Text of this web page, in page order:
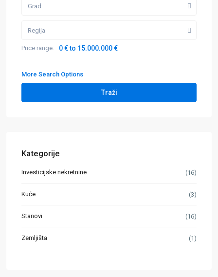
Grad
Regija
Price range: 0 € to 15.000.000 €
More Search Options
Traži
Kategorije
Investicijske nekretnine (16)
Kuće (3)
Stanovi (16)
Zemljišta (1)